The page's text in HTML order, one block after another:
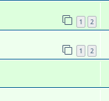
1 2
1 2